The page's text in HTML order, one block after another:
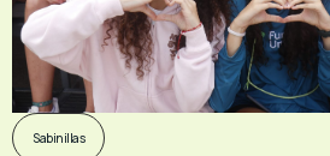
Sabinillas